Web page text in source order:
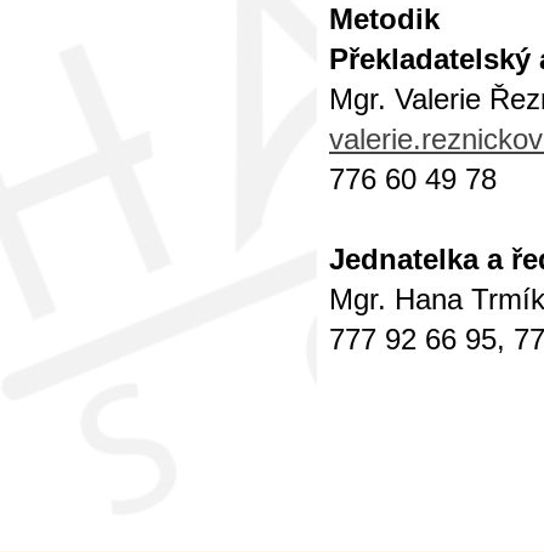
Metodik
Mgr. Valerie
776 60 49 78
Jednatelka a
Mgr. Hana
777 92 66 95,